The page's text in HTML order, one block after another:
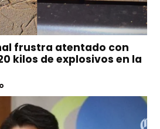
frustra atentado con
kilos de explosivos en la